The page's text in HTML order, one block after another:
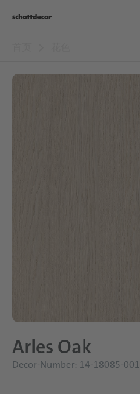
Arles Oak
Decor-Number: 14-18085-001